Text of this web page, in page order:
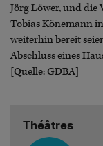
Jörg Löwer, und die
Tobias Könemann
weiterhin bereit
Abschluss eines
[Quelle: GDBA]
Théâtres